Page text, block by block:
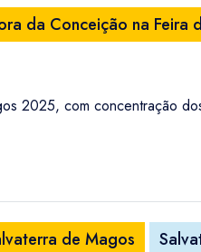
da Conceição na
2025, com concentração
de Magos